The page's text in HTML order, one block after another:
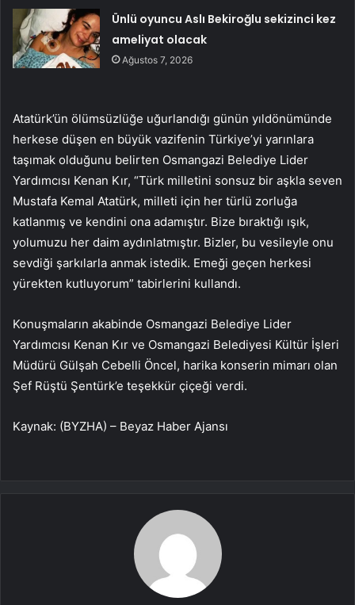
Ünlü oyuncu Aslı Bekiroğlu sekizinci kez
ameliyat olacak
Ağustos 7, 2026
Atatürk’ün ölümsüzlüğe uğurlandığı günün yıldönümünde
herkese düşen en büyük vazifenin Türkiye’yi yarınlara
taşımak olduğunu belirten Osmangazi Belediye Lider
Yardımcısı Kenan Kır, “Türk milletini sonsuz bir aşkla seven
Mustafa Kemal Atatürk, milleti için her türlü zorluğa
katlanmış ve kendini ona adamıştır. Bize bıraktığı ışık,
yolumuzu her daim aydınlatmıştır. Bizler, bu vesileyle onu
sevdiği şarkılarla anmak istedik. Emeği geçen herkesi
yürekten kutluyorum” tabirlerini kullandı.
Konuşmaların akabinde Osmangazi Belediye Lider
Yardımcısı Kenan Kır ve Osmangazi Belediyesi Kültür İşleri
Müdürü Gülşah Cebelli Öncel, harika konserin mimarı olan
Şef Rüştü Şentürk’e teşekkür çiçeği verdi.
Kaynak: (BYZHA) – Beyaz Haber Ajansı